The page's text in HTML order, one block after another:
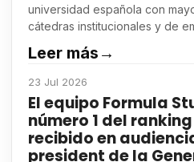
universidad española con
cátedras institucionales y de
Leer más →
23 Jul 2026
El equipo Formula
número 1 del
recibido en
president de la